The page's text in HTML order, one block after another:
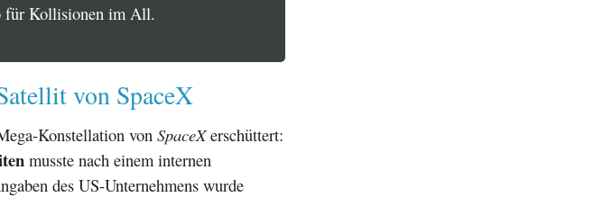
für Kollisionen im All.
von SpaceX
Konstellation von SpaceXerschüttert:
musste nach einem internen
des US-Unternehmens wurde